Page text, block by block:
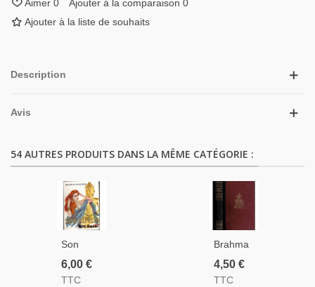
Aimer 0 Ajouter à la comparaison 0
Ajouter à la liste de souhaits
Description
Avis
54 AUTRES PRODUITS DANS LA MÊME CATÉGORIE :
Son
Altesse
Mon
6,00 €
TTC
Brahma
Und
Buddha,
4,50 €
TTC